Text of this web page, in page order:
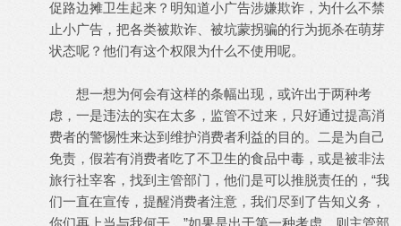
促路边摊卫生起来？明知道小广告涉嫌欺诈，为什么不禁
止小广告，把各类被欺诈、被坑蒙拐骗的行为扼杀在萌芽
状态呢？他们有这个权限为什么不使用呢。
想一想为何会有这样的条幅出现，或许出于两种考
虑，一是违法的实在太多，监管不过来，只好通过提高消
费者的警惕性来达到维护消费者利益的目的。二是为自己
免责，假若有消费者吃了不卫生的食品中毒，或是被非法
旅行社宰客，找到主管部门，他们是可以推脱责任的，“我
们一直在宣传，提醒消费者注意，我们尽到了告知义务，
你们再上当与我何干。”如果是出于第一种考虑，则主管部